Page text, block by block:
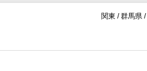
関東 / 群馬県 /